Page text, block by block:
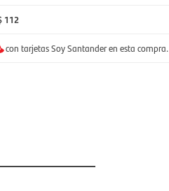
112
con tarjetas Soy Santander en esta compra.